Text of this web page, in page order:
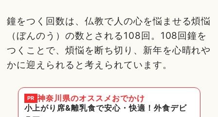
鐘をつく回数は、仏教で人の心を悩ませる煩悩
（ぼんのう）の数とされる108回。108回鐘を
つくことで、煩悩を断ち切り、新年を心晴れや
かに迎えられると考えられています。
PR 神奈川県のオススメおでかけ
小上がり席&離乳食で安心・快適！外食デビ